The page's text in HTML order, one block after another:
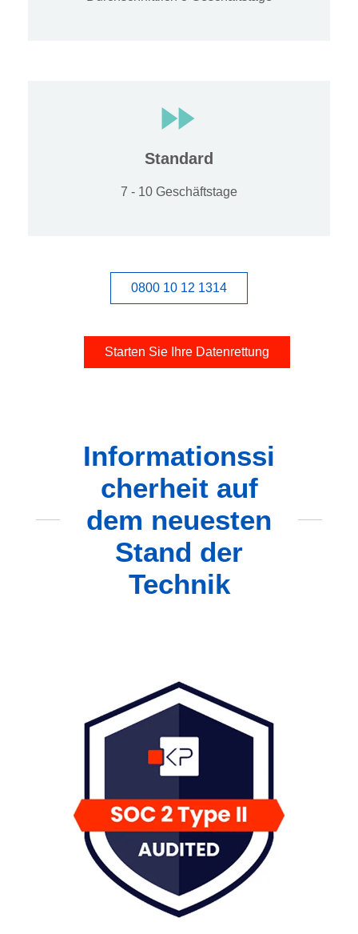
Standard
7 - 10 Geschäftstage
0800 10 12 1314
Starten Sie Ihre Datenrettung
Informationssi
cherheit auf
dem neuesten
Stand der
Technik